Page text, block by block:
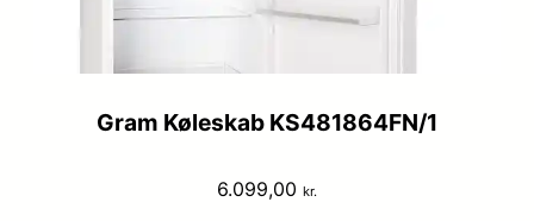
Gram Køleskab KS481864FN/1
6.099,00 kr.